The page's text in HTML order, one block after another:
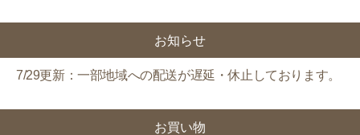
お知らせ
7/29更新：一部地域への配送が遅延・休止しております。
お買い物